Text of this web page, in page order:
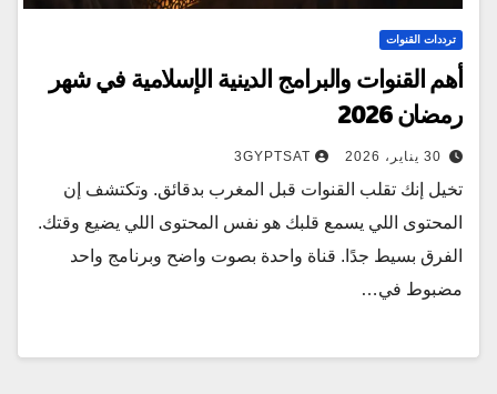
ترددات القنوات
أهم القنوات والبرامج الدينية الإسلامية في شهر
رمضان 2026
30 يناير، 2026 3GYPTSAT
تخيل إنك تقلب القنوات قبل المغرب بدقائق. وتكتشف إن
المحتوى اللي يسمع قلبك هو نفس المحتوى اللي يضيع وقتك.
الفرق بسيط جدًا. قناة واحدة بصوت واضح وبرنامج واحد
مضبوط في…